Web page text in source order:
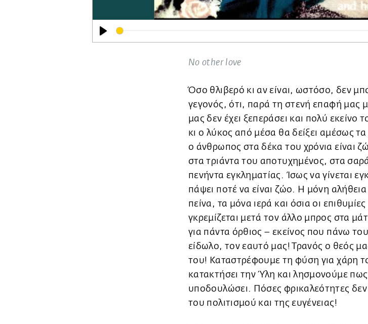
Play
No other love
Όσο θλιβερό κι αν είναι, ωστόσο, δεν
γεγονός, ότι, παρά τη στενή επαφή μας
μας δεν έχει ξεπεράσει και πολύ εκείνο
κι ο λύκος από μέσα θα δείξει αμέσως τα
ο άνθρωπος στα δέκα του χρόνια είναι
στα τριάντα του αποτυχημένος, στα
πενήντα εγκληματίας. Ίσως να γίνεται
πάψει ποτέ να είναι ζώο. Η μόνη
πείνα, τα μόνα ιερά και όσια οι
γκρεμίζεται μετά τον άλλο μπρος στα
για πάντα όρθιος – εκείνος που πάνω
είδωλο, τον εαυτό μας! Τρανός ο θεός
του! Καταστρέφουμε τη φύση για χάρη
κατακτήσει την Ύλη και λησμονούμε πως
υποδουλώσει. Πόσες φρικαλεότητες
του πολιτισμού και της ευγένειας!